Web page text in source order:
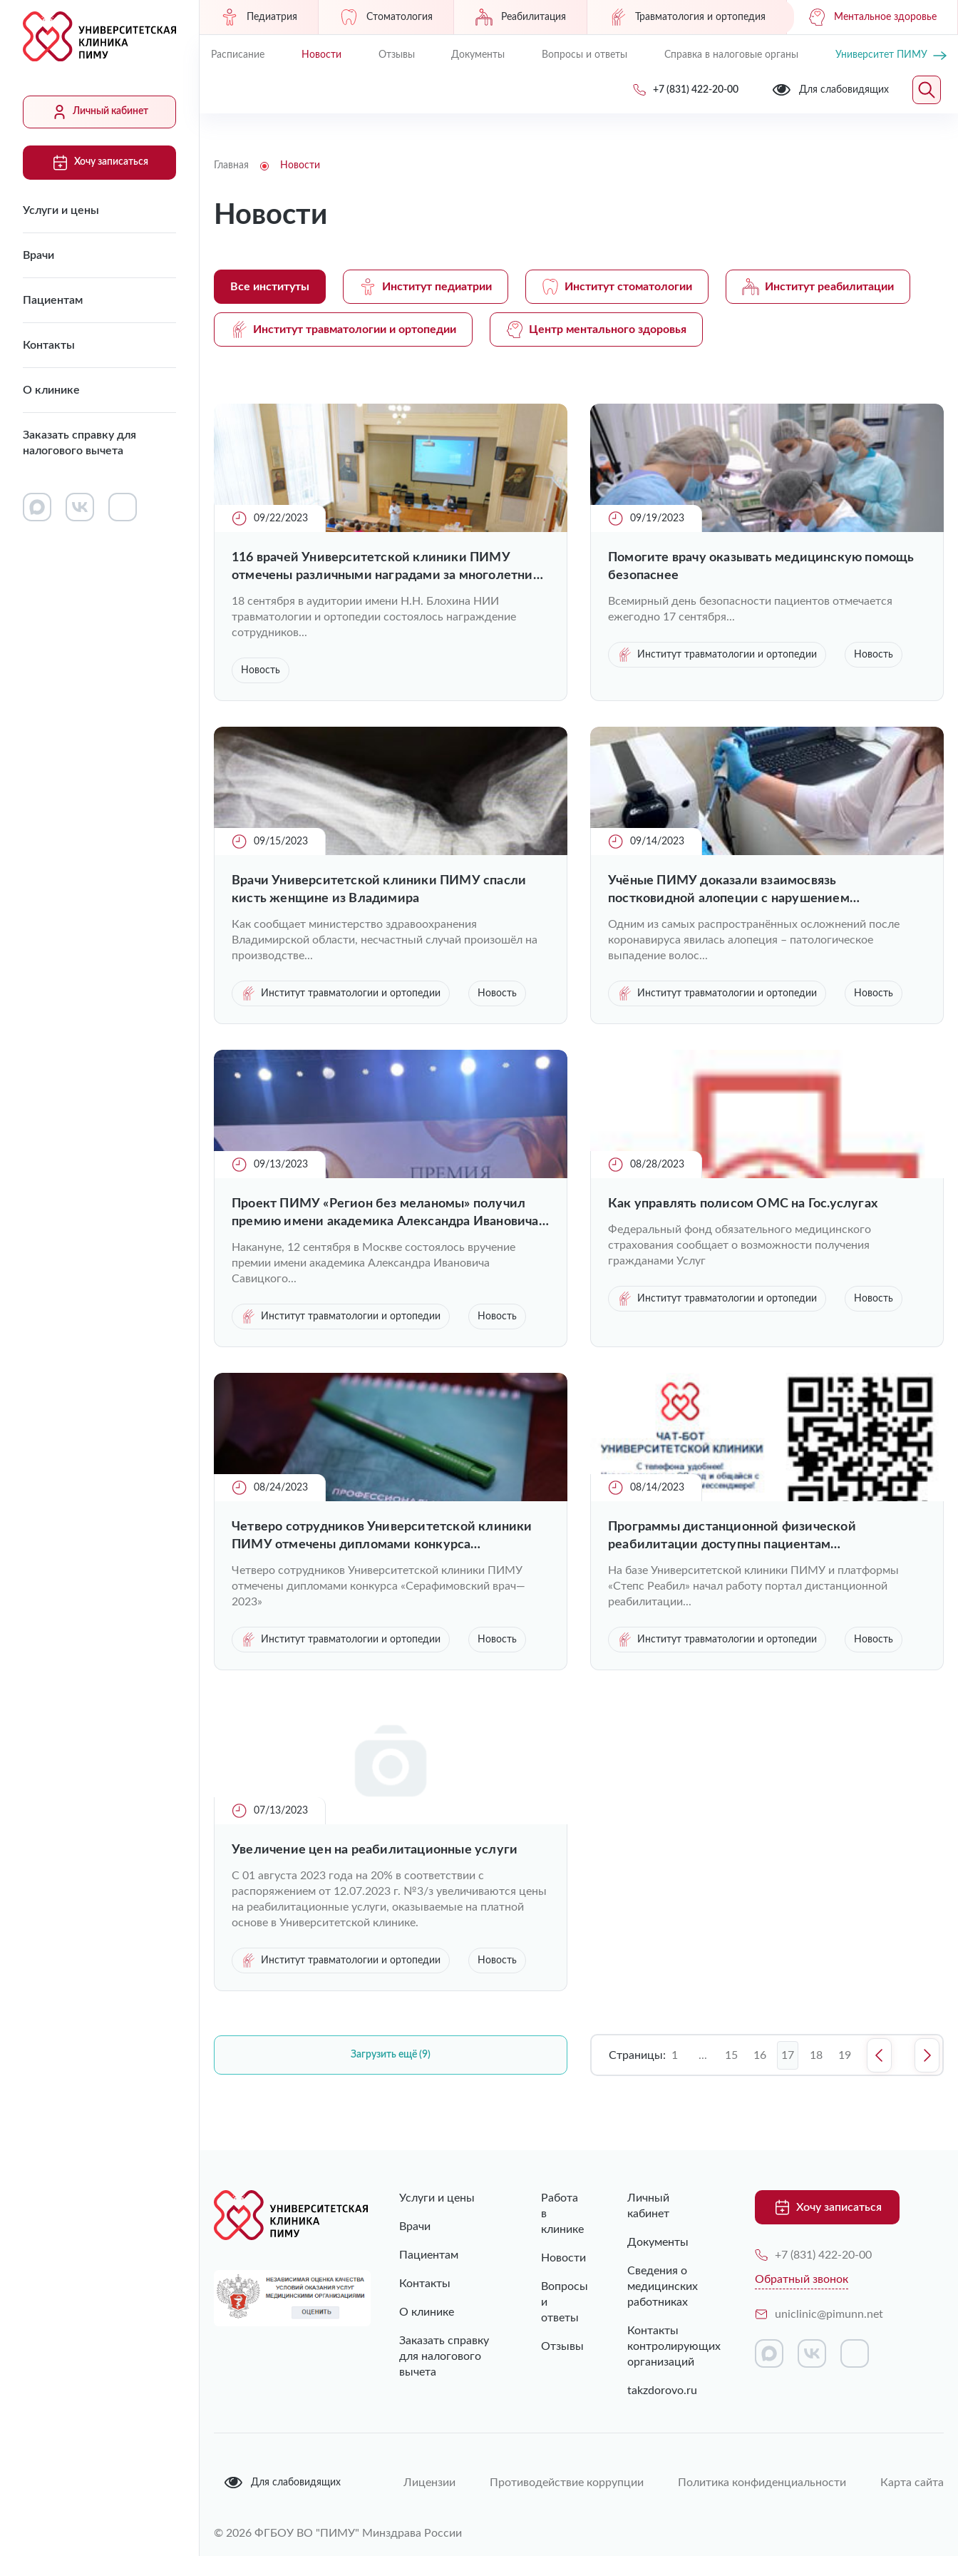
Личный кабинет
Хочу записаться
Услуги и цены
Врачи
Пациентам
Контакты
О клинике
Заказать справку для
налогового вычета
Педиатрия Стоматология Реабилитация Травматология и ортопедия Ментальное здоровье
Расписание Новости Отзывы Документы Вопросы и ответы Справка в налоговые органы Университет ПИМУ
+7 (831) 422-20-00 Для слабовидящих
Главная Новости
Новости
Все институты Институт педиатрии Институт стоматологии Институт реабилитации
Институт травматологии и ортопедии Центр ментального здоровья
09/22/2023
116 врачей Университетской клиники ПИМУ
отмечены различными наградами за многолетний
добросовестный труд в системе здравоохранения
и высшего образования, высокое
профессиональное мастерство
18 сентября в аудитории имени Н.Н. Блохина НИИ
травматологии и ортопедии состоялось награждение
сотрудников...
Новость
09/19/2023
Помогите врачу оказывать медицинскую помощь
безопаснее
Всемирный день безопасности пациентов отмечается
ежегодно 17 сентября...
Институт травматологии и ортопедии Новость
09/15/2023
Врачи Университетской клиники ПИМУ спасли
кисть женщине из Владимира
Как сообщает министерство здравоохранения
Владимирской области, несчастный случай произошёл на
производстве...
Институт травматологии и ортопедии Новость
09/14/2023
Учёные ПИМУ доказали взаимосвязь
постковидной алопеции с нарушением
Одним из самых распространённых осложнений после
коронавируса явилась алопеция – патологическое
выпадение волос...
Институт травматологии и ортопедии Новость
09/13/2023
Проект ПИМУ «Регион без меланомы» получил
премию имени академика Александра Ивановича
Накануне, 12 сентября в Москве состоялось вручение
премии имени академика Александра Ивановича
Савицкого...
Институт травматологии и ортопедии Новость
08/28/2023
Как управлять полисом ОМС на Гос.услугах
Федеральный фонд обязательного медицинского
страхования сообщает о возможности получения
гражданами Услуг
Институт травматологии и ортопедии Новость
08/24/2023
Четверо сотрудников Университетской клиники
ПИМУ отмечены дипломами конкурса
Четверо сотрудников Университетской клиники ПИМУ
отмечены дипломами конкурса «Серафимовский врач—
2023»
Институт травматологии и ортопедии Новость
08/14/2023
Программы дистанционной физической
реабилитации доступны пациентам
Университетской клиники ПИМУ
На базе Университетской клиники ПИМУ и платформы
«Степс Реабил» начал работу портал дистанционной
реабилитации...
Институт травматологии и ортопедии Новость
07/13/2023
Увеличение цен на реабилитационные услуги
С 01 августа 2023 года на 20% в соответствии с
распоряжением от 12.07.2023 г. №3/з увеличиваются цены
на реабилитационные услуги, оказываемые на платной
основе в Университетской клинике.
Институт травматологии и ортопедии Новость
Загрузить ещё (9) Страницы: 1 ... 15 16 17 18 19
Услуги и цены
Врачи
Пациентам
Контакты
О клинике
Заказать справку
для налогового
вычета
Работа
в
клинике
Новости
Вопросы
и
ответы
Отзывы
Личный
кабинет
Документы
Сведения о
медицинских
работниках
Контакты
контролирующих
организаций
takzdorovo.ru
Хочу записаться
+7 (831) 422-20-00
Обратный звонок
uniclinic@pimunn.net
Для слабовидящих Лицензии Противодействие коррупции Политика конфиденциальности Карта сайта
© 2026 ФГБОУ ВО "ПИМУ" Минздрава России